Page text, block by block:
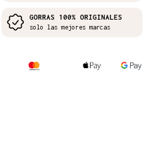
GORRAS 100% ORIGINALES
solo las mejores marcas